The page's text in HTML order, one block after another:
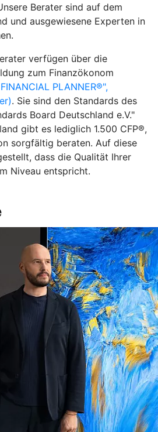
Berater sind auf dem
und ausgewiesene Experten in
verfügen über die
zum Finanzökonom
PLANNER®",
. Sie sind den Standards des
Board Deutschland e.V."
gibt es lediglich 1.500 CFP®,
sorgfältig beraten. Auf diese
dass die Qualität Ihrer
Niveau entspricht.